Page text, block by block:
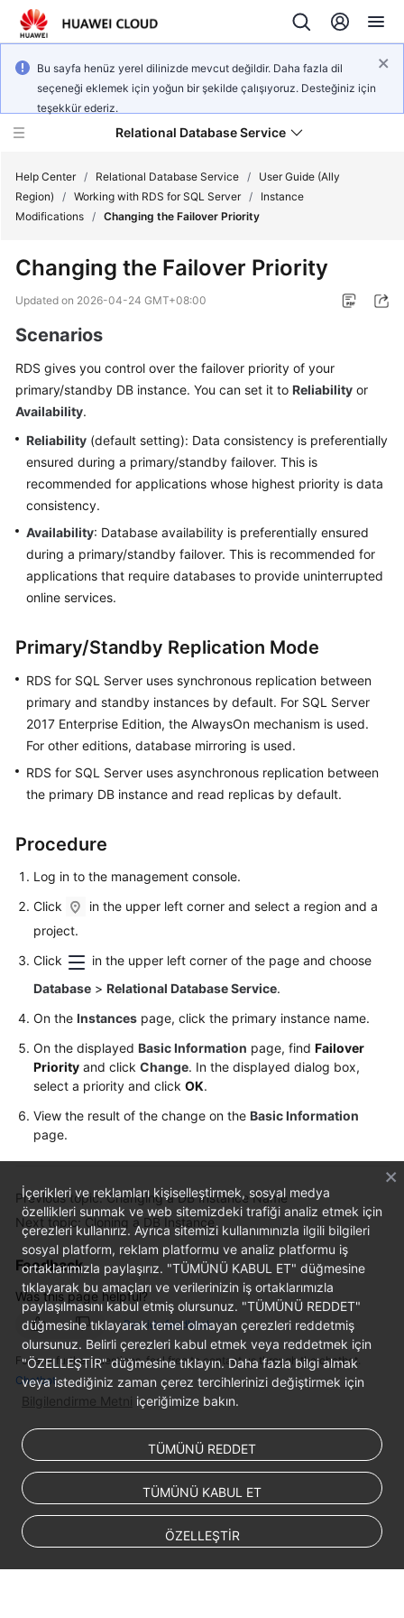
Bu sayfa henüz yerel dilinizde mevcut değildir. Daha fazla dil
seçeneği eklemek için yoğun bir şekilde çalışıyoruz. Desteğiniz için
teşekkür ederiz.
Relational Database Service
Service
Overview
Billing
Getting
Started
Kernels
User
Guide
Best
Practices
Paper
API
Reference
SDK
Reference
Troubleshooting
Glossary
Documents
General
Reference
Glossary
Shared
Service
Level
Agreement
White
Papers
Endpoints
Permissions
Help Center / Relational Database Service /
User Guide (Ally
Region)
/ Working with RDS for SQL Server /
Instance
Modifications / Changing the Failover Priority
Changing the Failover Priority
Updated on 2026-04-24 GMT+08:00
Scenarios
RDS gives you control over the failover priority of your
primary/standby DB instance. You can set it to Reliability or
Availability.
Reliability (default setting): Data consistency is preferentially
ensured during a primary/standby failover. This is
recommended for applications whose highest priority is data
consistency.
Availability: Database availability is preferentially ensured
during a primary/standby failover. This is recommended for
applications that require databases to provide uninterrupted
online services.
Primary/Standby Replication Mode
RDS for SQL Server uses synchronous replication between
primary and standby instances by default. For SQL Server
2017 Enterprise Edition, the AlwaysOn mechanism is used.
For other editions, database mirroring is used.
RDS for SQL Server uses asynchronous replication between
the primary DB instance and read replicas by default.
Procedure
Log in to the management console.
Click
in the upper left corner and select a region and a
project.
Click
in the upper left corner of the page and choose
Database > Relational Database Service.
On the Instances page, click the primary instance name.
On the displayed Basic Information page, find Failover
Priority and click Change. In the displayed dialog box,
select a priority and click OK.
View the result of the change on the Basic Information
page.
Previous topic: Changing a DB Instance Name
Next topic: Cloning a DB Instance
Feedback
Was this page helpful?
Provide feedback
For any further questions, feel free to contact us through the chatbot.
Chatbot
İçerikleri ve reklamları kişiselleştirmek, sosyal medya
özellikleri sunmak ve web sitemizdeki trafiği analiz etmek için
çerezleri kullanırız. Ayrıca sitemizi kullanımınızla ilgili bilgileri
sosyal platform, reklam platformu ve analiz platformu iş
ortaklarımızla paylaşırız. "TÜMÜNÜ KABUL ET" düğmesine
tıklayarak bu amaçları ve verilerinizin iş ortaklarımızla
paylaşılmasını kabul etmiş olursunuz. "TÜMÜNÜ REDDET"
düğmesine tıklayarak temel olmayan çerezleri reddetmiş
olursunuz. Belirli çerezleri kabul etmek veya reddetmek için
"ÖZELLEŞTİR" düğmesine tıklayın. Daha fazla bilgi almak
veya istediğiniz zaman çerez tercihlerinizi değiştirmek için
Bilgilendirme Metni içeriğimize bakın.
TÜMÜNÜ REDDET
TÜMÜNÜ KABUL ET
ÖZELLEŞTİR